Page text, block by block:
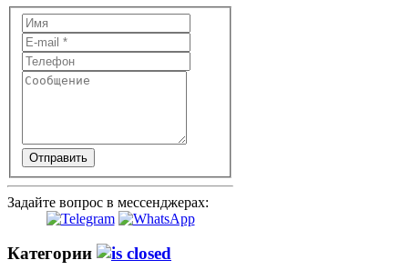
Отправить
Задайте вопрос в мессенджерах:
Категории